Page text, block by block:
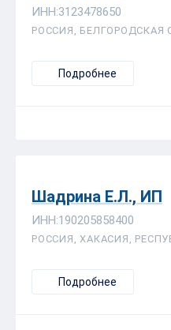
ИНН:3123478650
РОССИЯ, БЕЛГОРОДСКАЯ
Подробнее
Шадрина Е.Л., ИП
ИНН:190205858400
РОССИЯ, ХАКАСИЯ,
Подробнее